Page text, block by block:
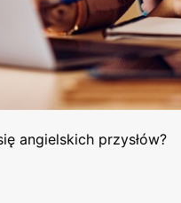
angielskich przysłów?